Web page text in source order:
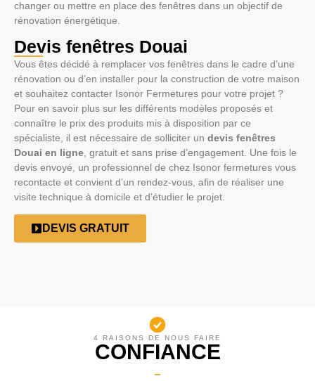
changer ou mettre en place des fenêtres dans un objectif de
rénovation énergétique.
Devis fenêtres Douai
Vous êtes décidé à remplacer vos fenêtres dans le cadre d’une
rénovation ou d’en installer pour la construction de votre maison
et souhaitez contacter Isonor Fermetures pour votre projet ?
Pour en savoir plus sur les différents modèles proposés et
connaître le prix des produits mis à disposition par ce
spécialiste, il est nécessaire de solliciter un devis fenêtres
Douai en ligne , gratuit et sans prise d’engagement. Une fois le
devis envoyé, un professionnel de chez Isonor fermetures vous
recontacte et convient d’un rendez-vous, afin de réaliser une
visite technique à domicile et d’étudier le projet.
DEVIS GRATUIT
4 RAISONS DE NOUS FAIRE
CONFIANCE